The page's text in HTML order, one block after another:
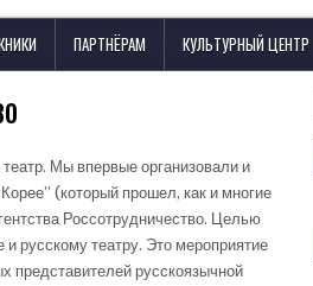
ПАРТНЁРАМ КУЛЬТУРНЫЙ ЦЕНТР
Мы впервые организовали и
(который прошел, как и многие
Россотрудничество. Целью
русскому театру. Это мероприятие
представителей русскоязычной